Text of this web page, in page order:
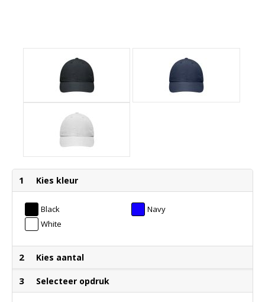
1 Kies kleur
Black
Navy
White
2 Kies aantal
3 Selecteer opdruk